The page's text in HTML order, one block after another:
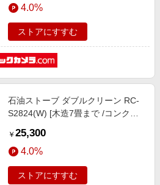
4.0%
ストアにすすむ
石油ストーブ ダブルクリーン RC-
S2824(W) [木造7畳まで /コンクリ
￥ 25,300
4.0%
ストアにすすむ